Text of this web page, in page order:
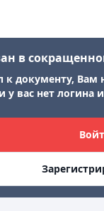
в
к документу,
у вас нет логина